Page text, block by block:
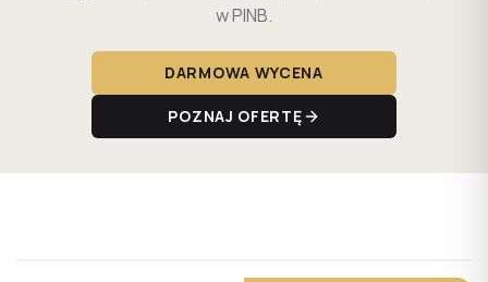
w PINB.
DARMOWA WYCENA
POZNAJ OFERTĘ